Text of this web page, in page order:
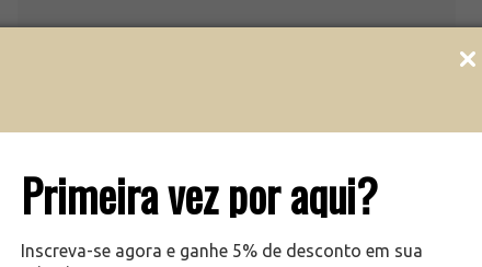
Primeira vez por aqui?
Inscreva-se agora e ganhe 5% de desconto em sua